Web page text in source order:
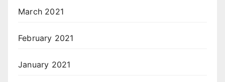
March 2021
February 2021
January 2021